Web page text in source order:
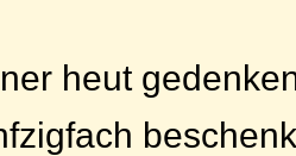
heut